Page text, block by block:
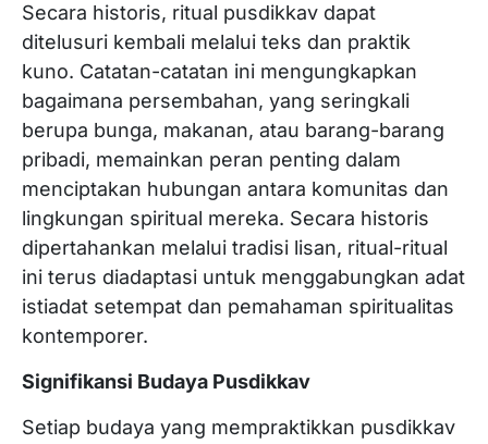
Secara historis, ritual pusdikkav dapat
ditelusuri kembali melalui teks dan praktik
kuno. Catatan-catatan ini mengungkapkan
bagaimana persembahan, yang seringkali
berupa bunga, makanan, atau barang-barang
pribadi, memainkan peran penting dalam
menciptakan hubungan antara komunitas dan
lingkungan spiritual mereka. Secara historis
dipertahankan melalui tradisi lisan, ritual-ritual
ini terus diadaptasi untuk menggabungkan adat
istiadat setempat dan pemahaman spiritualitas
kontemporer.
Signifikansi Budaya Pusdikkav
Setiap budaya yang mempraktikkan pusdikkav